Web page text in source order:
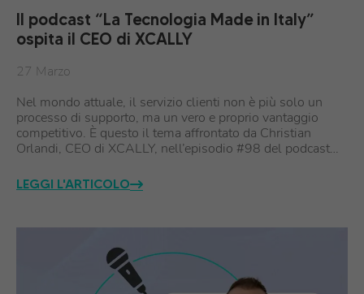
Il podcast “La Tecnologia Made in Italy”
ospita il CEO di XCALLY
27 Marzo
Nel mondo attuale, il servizio clienti non è più solo un
processo di supporto, ma un vero e proprio vantaggio
competitivo. È questo il tema affrontato da Christian
Orlandi, CEO di XCALLY, nell’episodio #98 del podcast…
LEGGI L'ARTICOLO